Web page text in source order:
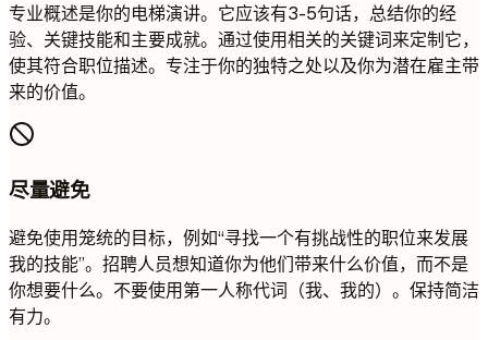
专业概述是你的电梯演讲。它应该有3-5句话，总结你的经
验、关键技能和主要成就。通过使用相关的关键词来定制它，
使其符合职位描述。专注于你的独特之处以及你为潜在雇主带
来的价值。
尽量避免
避免使用笼统的目标，例如“寻找一个有挑战性的职位来发展
我的技能”。招聘人员想知道你为他们带来什么价值，而不是
你想要什么。不要使用第一人称代词（我、我的）。保持简洁
有力。